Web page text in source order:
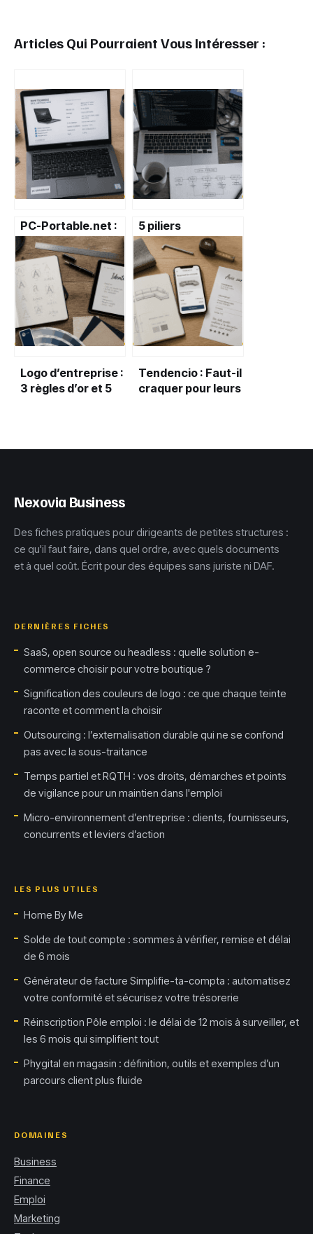
Articles Qui Pourraient Vous Intéresser :
PC-Portable.net :
4,9/5 de
satisfaction, que
vaut réellement ce
reconditionneur ?
5 piliers
technologiques
pour bâtir une
stack DevOps
performante et
unifier vos équipes
Logo d’entreprise :
3 règles d’or et 5
Tendencio : Faut-il
craquer pour leurs
Nexovia Business
Des fiches pratiques pour dirigeants de petites structures :
ce qu'il faut faire, dans quel ordre, avec quels documents
et à quel coût. Écrit pour des équipes sans juriste ni DAF.
DERNIÈRES FICHES
SaaS, open source ou headless : quelle solution e-
commerce choisir pour votre boutique ?
Signification des couleurs de logo : ce que chaque teinte
raconte et comment la choisir
Outsourcing : l’externalisation durable qui ne se confond
pas avec la sous-traitance
Temps partiel et RQTH : vos droits, démarches et points
de vigilance pour un maintien dans l'emploi
Micro-environnement d’entreprise : clients, fournisseurs,
concurrents et leviers d’action
LES PLUS UTILES
Home By Me
Solde de tout compte : sommes à vérifier, remise et délai
de 6 mois
Générateur de facture Simplifie-ta-compta : automatisez
votre conformité et sécurisez votre trésorerie
Réinscription Pôle emploi : le délai de 12 mois à surveiller, et
les 6 mois qui simplifient tout
Phygital en magasin : définition, outils et exemples d’un
parcours client plus fluide
DOMAINES
Business
Finance
Emploi
Marketing